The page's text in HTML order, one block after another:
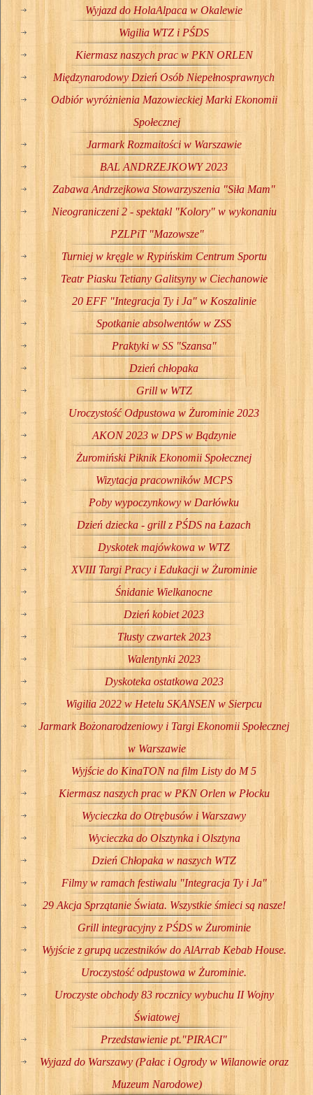
Wyjazd do HolaAlpaca w Okalewie
Wigilia WTZ i PŚDS
Kiermasz naszych prac w PKN ORLEN
Międzynarodowy Dzień Osób Niepełnosprawnych
Odbiór wyróżnienia Mazowieckiej Marki Ekonomii
Społecznej
Jarmark Rozmaitości w Warszawie
BAL ANDRZEJKOWY 2023
Zabawa Andrzejkowa Stowarzyszenia "Siła Mam"
Nieograniczeni 2 - spektakl "Kolory" w wykonaniu
PZLPiT "Mazowsze"
Turniej w kręgle w Rypińskim Centrum Sportu
Teatr Piasku Tetiany Galitsyny w Ciechanowie
20 EFF "Integracja Ty i Ja" w Koszalinie
Spotkanie absolwentów w ZSS
Praktyki w SS "Szansa"
Dzień chłopaka
Grill w WTZ
Uroczystość Odpustowa w Żurominie 2023
AKON 2023 w DPS w Bądzynie
Żuromiński Piknik Ekonomii Społecznej
Wizytacja pracowników MCPS
Poby wypoczynkowy w Darłówku
Dzień dziecka - grill z PŚDS na Łazach
Dyskotek majówkowa w WTZ
XVIII Targi Pracy i Edukacji w Żurominie
Śnidanie Wielkanocne
Dzień kobiet 2023
Tłusty czwartek 2023
Walentynki 2023
Dyskoteka ostatkowa 2023
Wigilia 2022 w Hetelu SKANSEN w Sierpcu
Jarmark Bożonarodzeniowy i Targi Ekonomii Społecznej
w Warszawie
Wyjście do KinaTON na film Listy do M 5
Kiermasz naszych prac w PKN Orlen w Płocku
Wycieczka do Otrębusów i Warszawy
Wycieczka do Olsztynka i Olsztyna
Dzień Chłopaka w naszych WTZ
Filmy w ramach festiwalu "Integracja Ty i Ja"
29 Akcja Sprzątanie Świata. Wszystkie śmieci są nasze!
Grill integracyjny z PŚDS w Żurominie
Wyjście z grupą uczestników do AlArrab Kebab House.
Uroczystość odpustowa w Żurominie.
Uroczyste obchody 83 rocznicy wybuchu II Wojny
Światowej
Przedstawienie pt."PIRACI"
Wyjazd do Warszawy (Pałac i Ogrody w Wilanowie oraz
Muzeum Narodowe)